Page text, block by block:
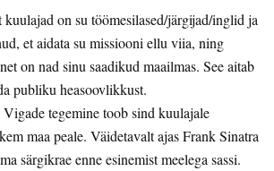
kuulajad on su töömesilased/järgijad/inglid ja
et aidata su missiooni ellu viia, ning
on nad sinu saadikud maailmas. See aitab
publiku heasoovlikkust.
tegemine toob sind kuulajale
maa peale. Väidetavalt ajas Frank Sinatra
särgikrae enne esinemist meelega sassi.